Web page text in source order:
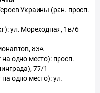
Украины (ран. просп.
ул. Мореходная, 1в/6
83A
одно место): просп.
77/1
одно место): ул.